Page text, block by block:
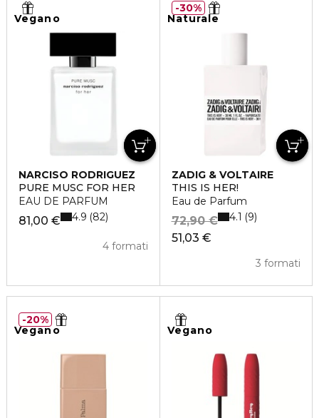
Vegano
NARCISO RODRIGUEZ
PURE MUSC FOR HER
EAU DE PARFUM
81,00 €
4 formati
4.9 82
Naturale
ZADIG & VOLTAIRE
THIS IS HER!
Eau de Parfum
51,03 €
72,90 €
3 formati
4.1 9
30%
Vegano
20%
Vegano